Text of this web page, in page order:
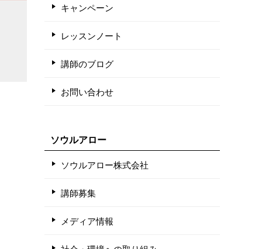
キャンペーン
レッスンノート
講師のブログ
お問い合わせ
ソウルアロー
ソウルアロー株式会社
講師募集
メディア情報